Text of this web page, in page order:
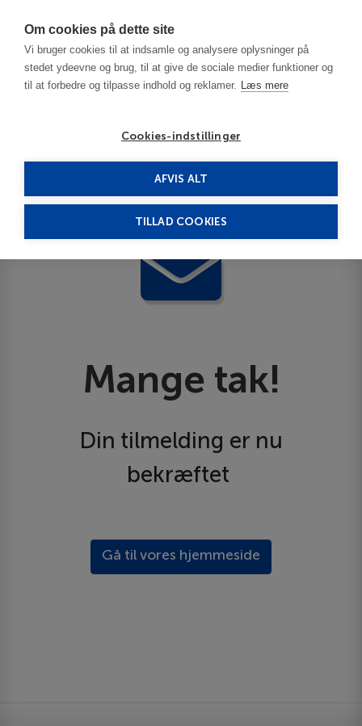
Om cookies på dette site
Vi bruger cookies til at indsamle og analysere oplysninger på
stedet ydeevne og brug, til at give de sociale medier funktioner og
til at forbedre og tilpasse indhold og reklamer. Læs mere
Cookies-indstillinger
AFVIS ALT
TILLAD COOKIES
Mange tak!
Din tilmelding er nu
bekræftet
Gå til vores hjemmeside